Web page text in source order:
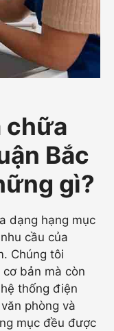
chữa
Bắc
gì?
dạng hạng mục
cầu của
Chúng tôi
bản mà còn
thống điện
phòng và
mục đều được